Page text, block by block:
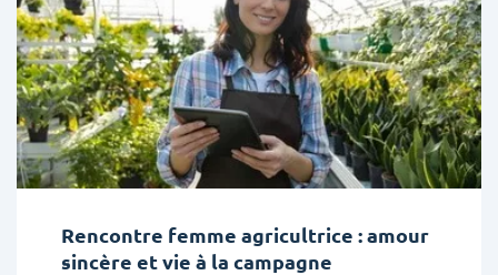
Rencontre femme agricultrice : amour
sincère et vie à la campagne